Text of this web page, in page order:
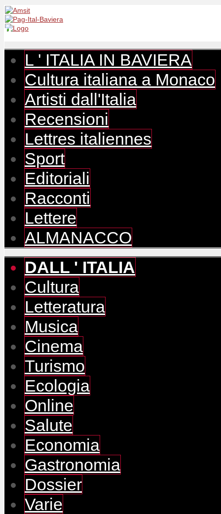
L ' ITALIA IN BAVIERA
Cultura italiana a Monaco
Artisti dall'Italia
Recensioni
Lettres italiennes
Sport
Editoriali
Racconti
Lettere
ALMANACCO
DALL ' ITALIA
Cultura
Letteratura
Musica
Cinema
Turismo
Ecologia
Online
Salute
Economia
Gastronomia
Dossier
Varie